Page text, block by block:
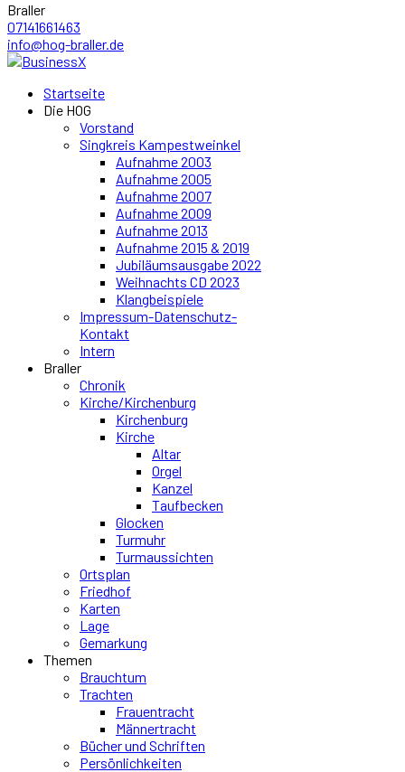
Braller
07141661463
info@hog-braller.de
Startseite
Die HOG
Vorstand
Singkreis Kampestweinkel
Aufnahme 2003
Aufnahme 2005
Aufnahme 2007
Aufnahme 2009
Aufnahme 2013
Aufnahme 2015 & 2019
Jubiläumsausgabe 2022
Weihnachts CD 2023
Klangbeispiele
Impressum-Datenschutz-
Kontakt
Intern
Braller
Chronik
Kirche/Kirchenburg
Kirchenburg
Kirche
Altar
Orgel
Kanzel
Taufbecken
Glocken
Turmuhr
Turmaussichten
Ortsplan
Friedhof
Karten
Lage
Gemarkung
Themen
Brauchtum
Trachten
Frauentracht
Männertracht
Bücher und Schriften
Persönlichkeiten